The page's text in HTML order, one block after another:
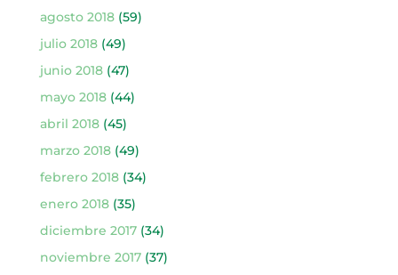
agosto 2018(59)
julio 2018(49)
junio 2018(47)
mayo 2018(44)
abril 2018(45)
marzo 2018(49)
febrero 2018(34)
enero 2018(35)
diciembre 2017(34)
noviembre 2017(37)